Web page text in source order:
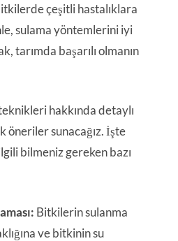
çeşitli hastalıklara
sulama yöntemlerini iyi
tarımda başarılı olmanın
hakkında detaylı
öneriler sunacağız. İşte
bilmeniz gereken bazı
Bitkilerin sulanma
ve bitkinin su